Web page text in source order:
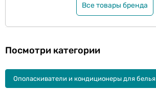
Все товары бренда
Посмотри категории
Ополаскиватели и кондиционеры для белья